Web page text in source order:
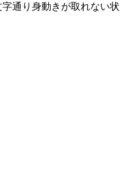
通り身動きが取れない状